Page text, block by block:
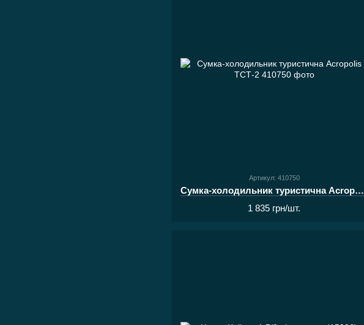
Артикул: 410750
Сумка-холодильник туристична Acropolis ТСТ-2
1 835 грн/шт.